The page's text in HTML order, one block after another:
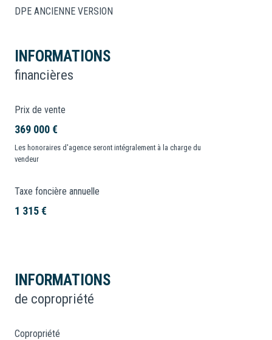
DPE ANCIENNE VERSION
INFORMATIONS
financières
Prix de vente
369 000 €
Les honoraires d'agence seront intégralement à la charge du
vendeur
Taxe foncière annuelle
1 315 €
INFORMATIONS
de copropriété
Copropriété